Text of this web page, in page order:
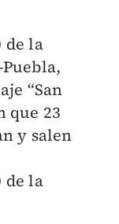
de la
“San
que 23
y salen
de la